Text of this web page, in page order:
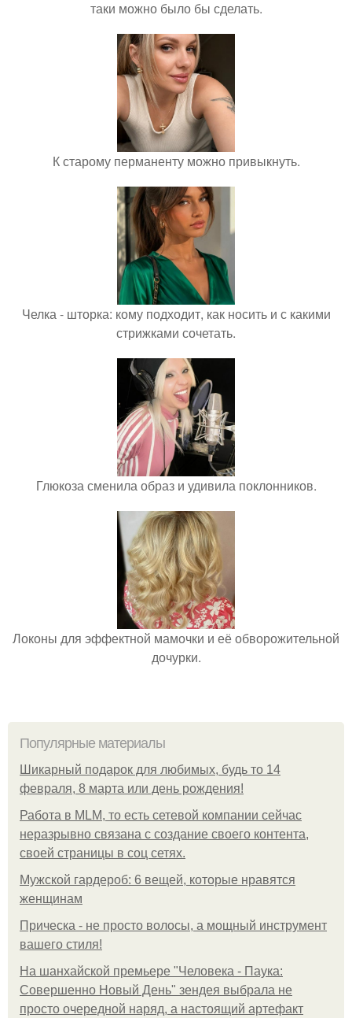
таки можно было бы сделать.
К старому перманенту можно привыкнуть.
Челка - шторка: кому подходит, как носить и с какими
стрижками сочетать.
Глюкоза сменила образ и удивила поклонников.
Локоны для эффектной мамочки и её обворожительной
дочурки.
Популярные материалы
Шикарный подарок для любимых, будь то 14
февраля, 8 марта или день рождения!
Работа в MLM, то есть сетевой компании сейчас
неразрывно связана с создание своего контента,
своей страницы в соц сетях.
Мужской гардероб: 6 вещей, которые нравятся
женщинам
Прическа - не просто волосы, а мощный инструмент
вашего стиля!
На шанхайской премьере "Человека - Паука:
Совершенно Новый День" зендея выбрала не
просто очередной наряд, а настоящий артефакт